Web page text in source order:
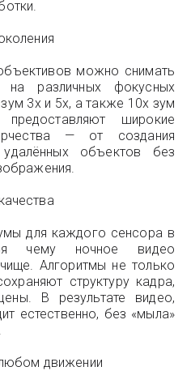
можно снимать
различных фокусных
3x и 5x, а также 10x зум
широкие
— от создания
объектов без
для каждого сенсора в
чему ночное видео
Алгоритмы не только
структуру кадра,
В результате видео,
естественно, без «мыла»
движении